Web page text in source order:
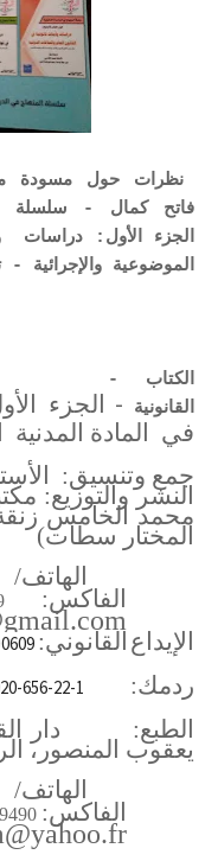
نظرات حول مسودة
فاتح كمال - سلسلة
الجزء الأول: دراسات
الموضوعية
الكتاب -
القانونية
- الجزء
في
المادة المدنية
جمع وتنسيق:
النشر والتوزيع:
محمد الخامس
المختار سطات)
الهاتف/
الفاكس:
الإيداع القانوني:
ردمك: 656-22-1
الطبع: دار
يعقوب المنصور،
الهاتف/
الفاكس: